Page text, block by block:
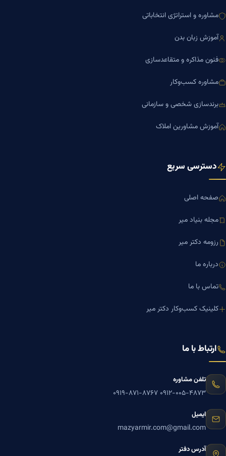
مشاوره و استراتژی انتخاباتی
آموزش زبان بدن
فنون مذاکره و متقاعدسازی
مشاوره کسب‌وکار
برندسازی شخصی و سازمانی
آموزش مشاورین املاک
دسترسی سریع
صفحه اصلی
مجله بنیاد میر
رزومه دکتر میر
درباره ما
تماس با ما
کلینیک کسب‌وکار دکتر میر
ارتباط با ما
تلفن مشاوره
۰۹۱۲-۰۰۵-۴۸۷۳ ۰۹۱۹-۸۷۱-۸۷۶۷
ایمیل
mazyarmir.com@gmail.com
آدرس دفتر